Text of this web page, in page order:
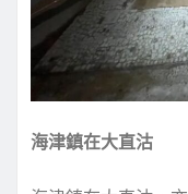
海津鎮在大直沽